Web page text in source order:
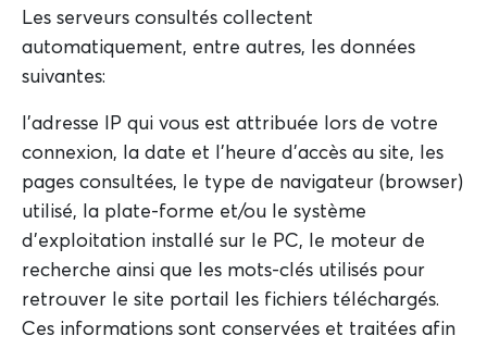
Les serveurs consultés collectent
automatiquement, entre autres, les données
suivantes:
l'adresse IP qui vous est attribuée lors de votre
connexion, la date et l'heure d'accès au site, les
pages consultées, le type de navigateur (browser)
utilisé, la plate-forme et/ou le système
d'exploitation installé sur le PC, le moteur de
recherche ainsi que les mots-clés utilisés pour
retrouver le site portail les fichiers téléchargés.
Ces informations sont conservées et traitées afin